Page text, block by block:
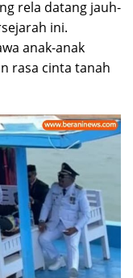
rela datang jauh-
ini.
anak-anak
rasa cinta tanah